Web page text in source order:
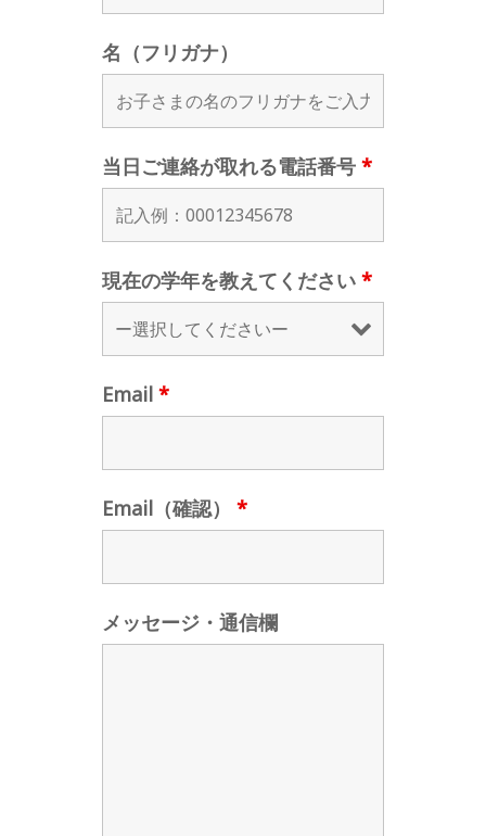
名（フリガナ）
当日ご連絡が取れる電話番号 *
現在の学年を教えてください *
Email *
Email（確認） *
メッセージ・通信欄